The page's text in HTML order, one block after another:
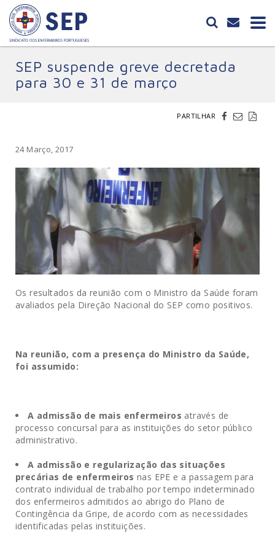
SEP suspende greve decretada
para 30 e 31 de março
PARTILHAR
24 Março, 2017
Os resultados da reunião com o Ministro da Saúde foram
avaliados pela Direção Nacional do SEP como positivos.
Na reunião, com a presença do Ministro da Saúde,
foi assumido:
A admissão de mais enfermeiros através de
processo concursal para as instituições do setor público
administrativo.
A admissão e regularização das situações
precárias de enfermeiros nas EPE e a passagem para
contrato individual de trabalho por tempo indeterminado
dos enfermeiros admitidos ao abrigo do Plano de
Contingência da Gripe, de acordo com as necessidades
identificadas pelas instituições.